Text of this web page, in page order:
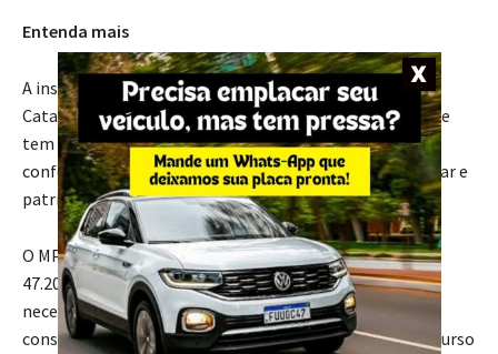
Entenda mais
A instituição da Fundação Universidade do Sul de Santa
Catarina tem origem em Leis Municipais de 1964 e 1967 e
tem personalidade jurídica de direito privado, o que lhe
confere autonomia financeira, administrativa, disciplinar e
patrimonial.
O MPSC ajuizou ação civil pública (0010274-
47.2003.8.24.0075) com o objetivo de reconhecer a
necessidade de a instituição seguir as regras
constitucionais e legais referentes à realização de concurso